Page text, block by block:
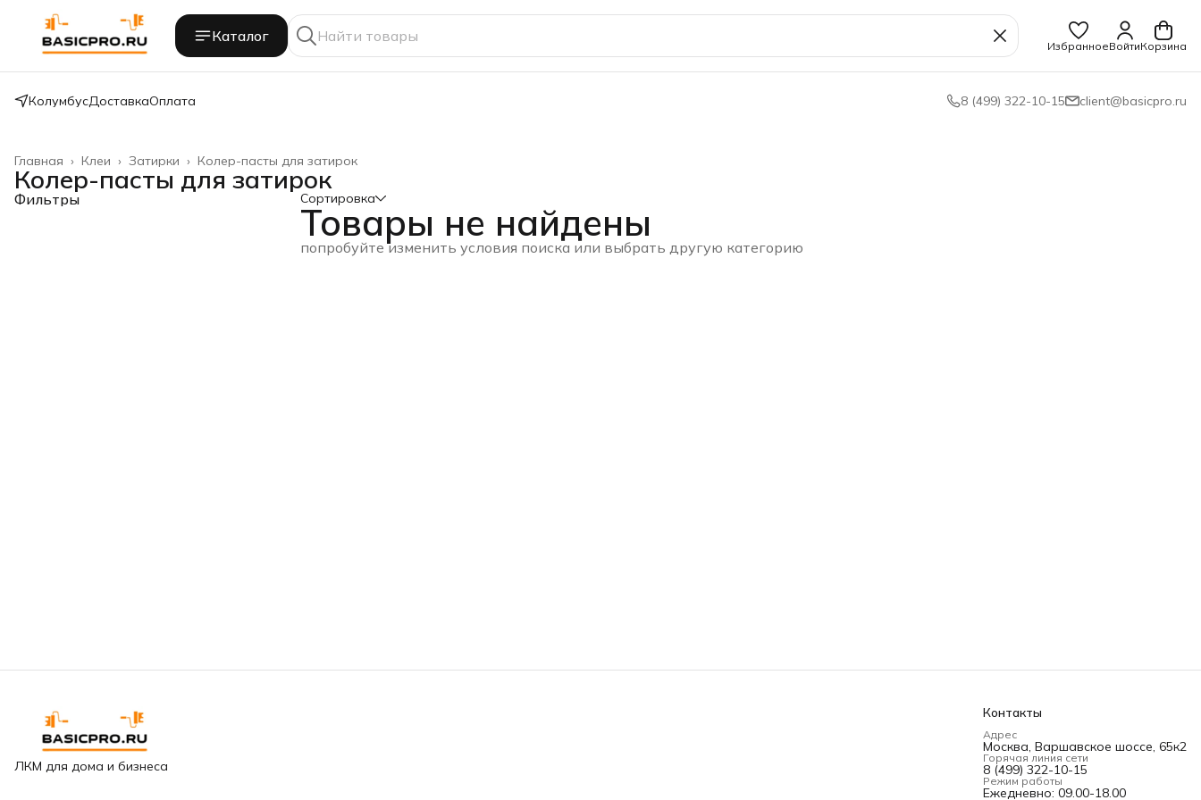
Каталог
ИзбранноеВойтиКорзина
КолумбусДоставкаОплата 8 (499) 322-10-15 client@basicpro.ru
Колер-пасты для затирок
Затирки ›
Клеи ›
Главная ›
Колер-пасты для затирок
Фильтры Сортировка
Товары не найдены
попробуйте изменить условия поиска или выбрать другую категорию
ЛКМ для дома и бизнеса
Контакты
Адрес
Москва, Варшавское шоссе, 65к2
Горячая линия сети
8 (499) 322-10-15
Режим работы
Ежедневно: 09.00-18.00